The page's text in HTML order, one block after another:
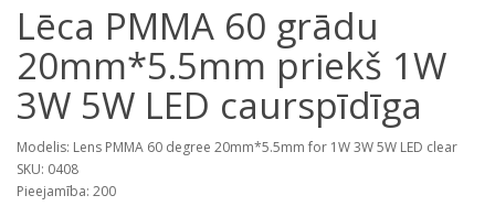
Lēca PMMA 60 grādu
20mm*5.5mm priekš 1W
3W 5W LED caurspīdīga
Modelis: Lens PMMA 60 degree 20mm*5.5mm for 1W 3W 5W LED clear
SKU: 0408
Pieejamība: 200